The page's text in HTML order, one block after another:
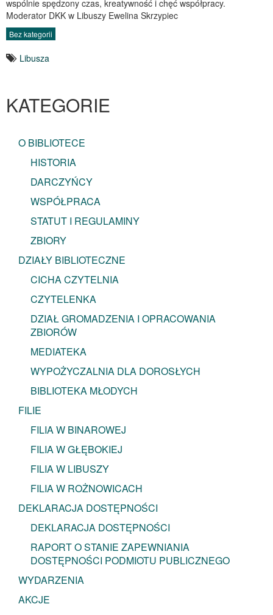
wspólnie spędzony czas, kreatywność i chęć współpracy.
Moderator DKK w Libuszy Ewelina Skrzypiec
Bez kategorii
Libusza
KATEGORIE
O BIBLIOTECE
HISTORIA
DARCZYŃCY
WSPÓŁPRACA
STATUT I REGULAMINY
ZBIORY
DZIAŁY BIBLIOTECZNE
CICHA CZYTELNIA
CZYTELENKA
DZIAŁ GROMADZENIA I OPRACOWANIA
ZBIORÓW
MEDIATEKA
WYPOŻYCZALNIA DLA DOROSŁYCH
BIBLIOTEKA MŁODYCH
FILIE
FILIA W BINAROWEJ
FILIA W GŁĘBOKIEJ
FILIA W LIBUSZY
FILIA W ROŻNOWICACH
DEKLARACJA DOSTĘPNOŚCI
DEKLARACJA DOSTĘPNOŚCI
RAPORT O STANIE ZAPEWNIANIA
DOSTĘPNOŚCI PODMIOTU PUBLICZNEGO
WYDARZENIA
AKCJE